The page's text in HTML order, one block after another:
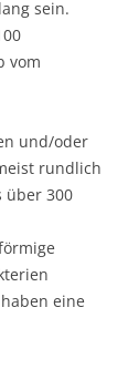
sein.
vom
und/oder
rundlich
über 300
eine